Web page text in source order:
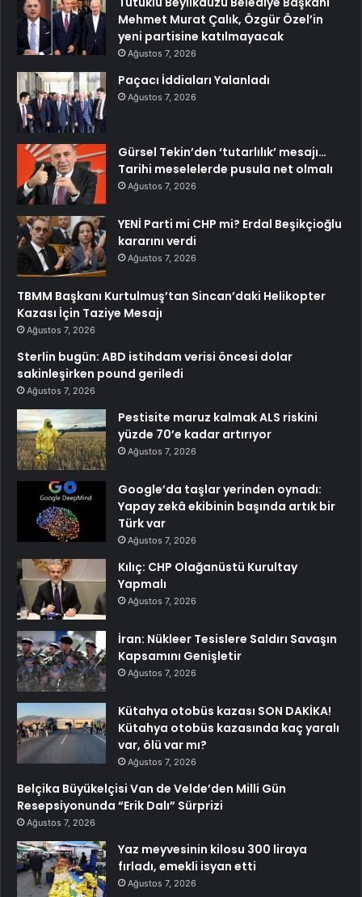
Mehmet Murat Çalık, Özgür Özel’in
yeni partisine katılmayacak
Ağustos 7, 2026
Paçacı İddiaları Yalanladı
Ağustos 7, 2026
Gürsel Tekin’den ‘tutarlılık’ mesajı…
Tarihi meselelerde pusula net olmalı
Ağustos 7, 2026
YENİ Parti mi CHP mi? Erdal Beşikçioğlu
kararını verdi
Ağustos 7, 2026
TBMM Başkanı Kurtulmuş’tan Sincan’daki Helikopter
Kazası İçin Taziye Mesajı
Ağustos 7, 2026
Sterlin bugün: ABD istihdam verisi öncesi dolar
sakinleşirken pound geriledi
Ağustos 7, 2026
Pestisite maruz kalmak ALS riskini
yüzde 70’e kadar artırıyor
Ağustos 7, 2026
Google’da taşlar yerinden oynadı:
Yapay zekâ ekibinin başında artık bir
Türk var
Ağustos 7, 2026
Kılıç: CHP Olağanüstü Kurultay
Yapmalı
Ağustos 7, 2026
İran: Nükleer Tesislere Saldırı Savaşın
Kapsamını Genişletir
Ağustos 7, 2026
Kütahya otobüs kazası SON DAKİKA!
Kütahya otobüs kazasında kaç yaralı
var, ölü var mı?
Ağustos 7, 2026
Belçika Büyükelçisi Van de Velde’den Milli Gün
Resepsiyonunda “Erik Dalı” Sürprizi
Ağustos 7, 2026
Yaz meyvesinin kilosu 300 liraya
fırladı, emekli isyan etti
Ağustos 7, 2026